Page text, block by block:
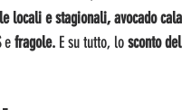
locali e stagionali, avocado
e fragole. E su tutto, lo sconto